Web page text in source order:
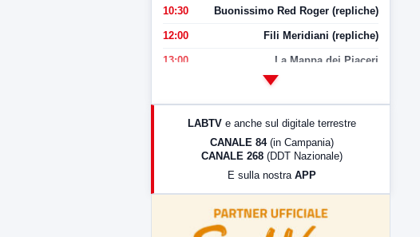
10:30 Buonissimo Red Roger (repliche)
12:00 Fili Meridiani (repliche)
13:00 La Mappa dei Piaceri
LabNews (Diretta)
LabNews (replica)
LABTV e anche sul digitale terrestre
CANALE 84 (in Campania)
CANALE 268 (DDT Nazionale)
E sulla nostra APP